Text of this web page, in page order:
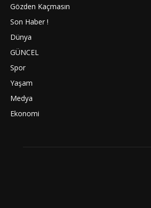
Gözden Kaçmasın
Son Haber !
Dünya
GÜNCEL
Spor
Yaşam
Medya
Ekonomi